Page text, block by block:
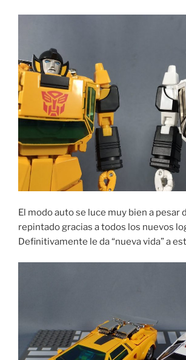
El modo auto se luce muy bien a pesar
repintado gracias a todos los nuevos
Definitivamente le da “nueva vida” a